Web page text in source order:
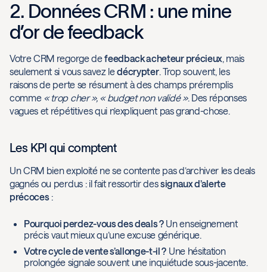
2. Données CRM : une mine
d’or de feedback
Votre CRM regorge defeedback acheteur précieux, mais
seulement si vous savez ledécrypter. Trop souvent, les
raisons de perte se résument à des champs préremplis
comme « trop cher », « budget non validé ». Des réponses
vagues et répétitives qui n’expliquent pas grand-chose.
Les KPI qui comptent
Un CRM bien exploité ne se contente pas d’archiver les deals
gagnés ou perdus : il fait ressortir dessignaux d’alerte
précoces:
Pourquoi perdez-vous des deals ?Un enseignement
précis vaut mieux qu’une excuse générique.
Votre cycle de vente s’allonge-t-il ? Une hésitation
prolongée signale souvent une inquiétude sous-jacente.